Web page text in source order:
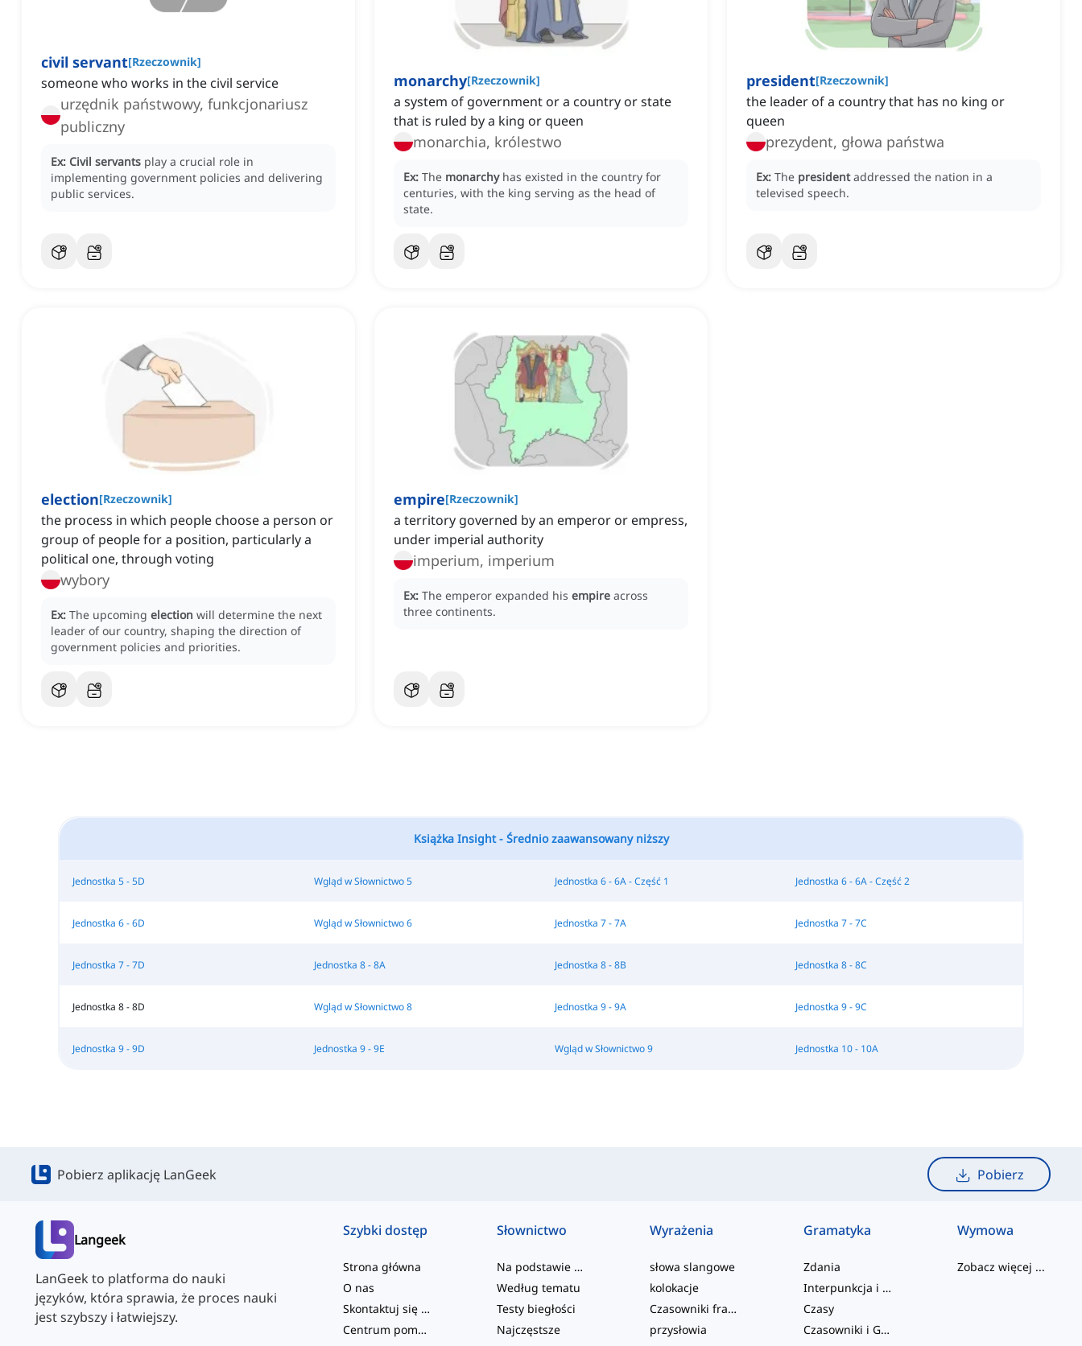
civil servant[Rzeczownik]
someone who works in the civil service
urzędnik państwowy, funkcjonariusz
publiczny
Ex: Civil servants play a crucial role in
implementing government policies and delivering
public services.
monarchy[Rzeczownik]
a system of government or a country or state
that is ruled by a king or queen
monarchia, królestwo
Ex: The monarchy has existed in the country for
centuries, with the king serving as the head of
state.
president[Rzeczownik]
the leader of a country that has no king or
queen
prezydent, głowa państwa
Ex: The president addressed the nation in a
televised speech.
election[Rzeczownik]
the process in which people choose a person or
group of people for a position, particularly a
political one, through voting
wybory
Ex: The upcoming election will determine the next
leader of our country, shaping the direction of
government policies and priorities.
empire[Rzeczownik]
a territory governed by an emperor or empress,
under imperial authority
imperium, imperium
Ex: The emperor expanded his empire across
three continents.
Książka Insight - Średnio zaawansowany niższy
Jednostka 5 - 5D Wgląd w Słownictwo 5 Jednostka 6 - 6A - Część 1 Jednostka 6 - 6A - Część 2
Jednostka 6 - 6D Wgląd w Słownictwo 6 Jednostka 7 - 7A Jednostka 7 - 7C
Jednostka 7 - 7D Jednostka 8 - 8A Jednostka 8 - 8B Jednostka 8 - 8C
Jednostka 8 - 8D Wgląd w Słownictwo 8 Jednostka 9 - 9A Jednostka 9 - 9C
Jednostka 9 - 9D Jednostka 9 - 9E Wgląd w Słownictwo 9 Jednostka 10 - 10A
Pobierz aplikację LanGeek Pobierz
Langeek
LanGeek to platforma do nauki
języków, która sprawia, że proces nauki
jest szybszy i łatwiejszy.
Szybki dostęp
Strona główna
O nas
Skontaktuj się z nami
Centrum pomocy
Słownictwo
Na podstawie poziomu
Według tematu
Testy biegłości
Najczęstsze
Wyrażenia
słowa slangowe
kolokacje
Czasowniki frazowe
przysłowia
Gramatyka
Zdania
Interpunkcja i Ortografia
Czasy
Czasowniki i Głosy
Wymowa
Zobacz więcej ...